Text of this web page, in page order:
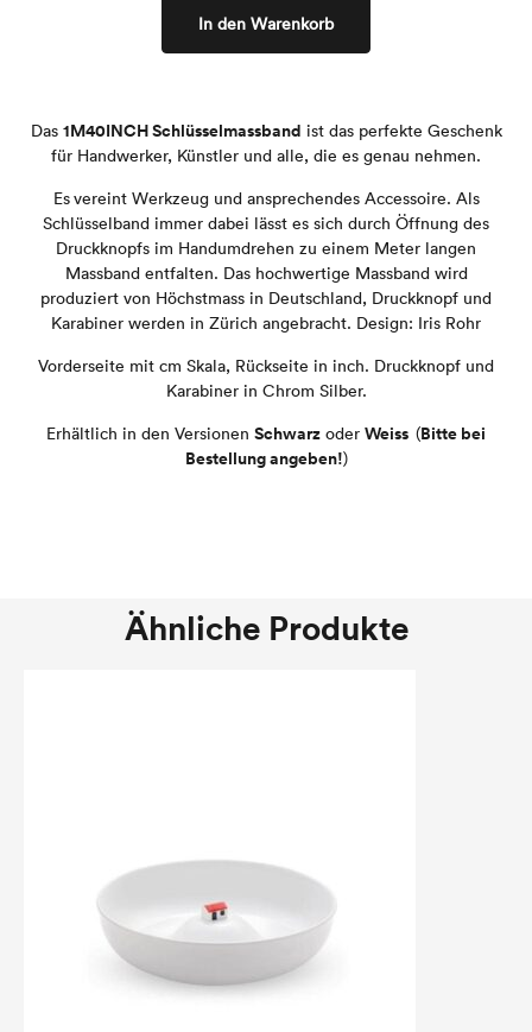
In den Warenkorb
Das 1M40INCH Schlüsselmassband ist das perfekte Geschenk
für Handwerker, Künstler und alle, die es genau nehmen.
Esvereint Werkzeug und ansprechendes Accessoire. Als
Schlüsselband immer dabei lässt es sich durch Öffnung des
Druckknopfs im Handumdrehen zu einem Meter langen
Massband entfalten. Das hochwertige Massband wird
produziert von Höchstmass in Deutschland, Druckknopf und
Karabiner werden in Zürich angebracht. Design: Iris Rohr
Vorderseite mit cm Skala, Rückseite in inch. Druckknopf und
Karabiner in Chrom Silber.
Erhältlich in den Versionen Schwarz oder Weiss (Bitte bei
Bestellung angeben!)
Ähnliche Produkte